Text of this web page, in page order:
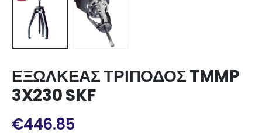
ΕΞΩΛΚΕΑΣ ΤΡΙΠΟΔΟΣ TMMP
3X230 SKF
€446.85